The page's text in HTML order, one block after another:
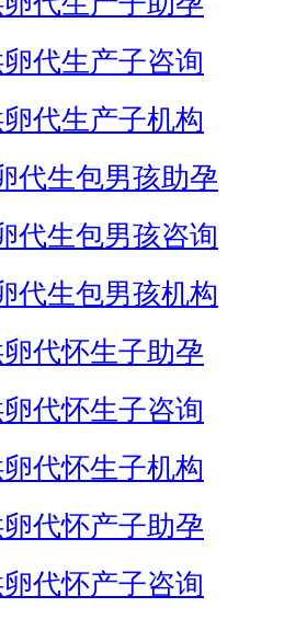
代生产子咨询
代生产子机构
代生包男孩助孕
代生包男孩咨询
代生包男孩机构
代怀生子助孕
代怀生子咨询
代怀生子机构
代怀产子助孕
代怀产子咨询